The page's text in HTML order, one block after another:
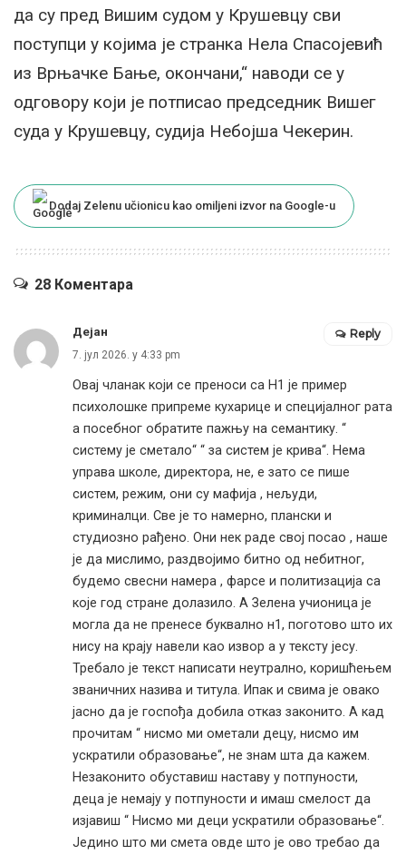
да су пред Вишим судом у Крушевцу сви
поступци у којима је странка Нела Спасојевић
из Врњачке Бање, окончани,“ наводи се у
одговору који је потписао председник Вишег
суда у Крушевцу, судија Небојша Чекерин.
Dodaj Zelenu učionicu kao omiljeni izvor na Google-u
28 Коментара
Дејан
7. јул 2026. у 4:33 pm
Овај чланак који се преноси са Н1 је пример
психолошке припреме кухарице и специјалног рата
а посебног обратите пажњу на семантику. “
систему је сметало“ “ за систем је крива“. Нема
управа школе, директора, не, е зато се пише
систем, режим, они су мафија , нељуди,
криминалци. Све је то намерно, плански и
студиозно рађено. Они нек раде свој посао , наше
је да мислимо, раздвојимо битно од небитног,
будемо свесни намера , фарсе и политизација са
које год стране долазило. А Зелена учионица је
могла да не пренесе буквално н1, поготово што их
нису на крају навели као извор а у тексту јесу.
Требало је текст написати неутрално, коришћењем
званичних назива и титула. Ипак и свима је овако
јасно да је госпођа добила отказ законито. А кад
прочитам “ нисмо ми ометали децу, нисмо им
ускратили образовање“, не знам шта да кажем.
Незаконито обуставиш наставу у потпуности,
деца је немају у потпуности и имаш смелост да
изјавиш “ Нисмо ми деци ускратили образовање“.
Једино што ми смета овде што је ово требао да
Reply